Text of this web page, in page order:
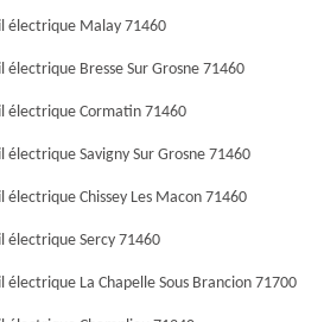
électrique Malay 71460
Bresse Sur Grosne 71460
électrique Cormatin 71460
Savigny Sur Grosne 71460
Chissey Les Macon 71460
électrique Sercy 71460
La Chapelle Sous Brancion 71700